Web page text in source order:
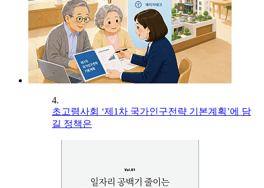
4.
초고령사회 ‘제1차 국가인구전략 기본계획’에 담
길 정책은